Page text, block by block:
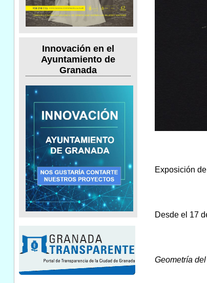
Innovación en el
Ayuntamiento de
Granada
Exposición
Desde el 17
Geometría